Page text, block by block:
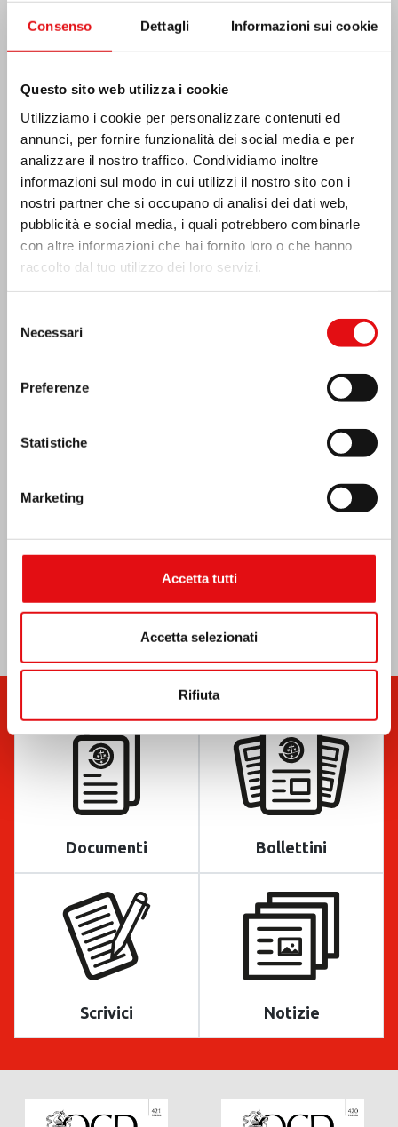
Consenso Dettagli Informazioni sui cookie
Questo sito web utilizza i cookie
Utilizziamo i cookie per personalizzare contenuti ed
annunci, per fornire funzionalità dei social media e per
analizzare il nostro traffico. Condividiamo inoltre
informazioni sul modo in cui utilizzi il nostro sito con i
nostri partner che si occupano di analisi dei dati web,
pubblicità e social media, i quali potrebbero combinarle
con altre informazioni che hai fornito loro o che hanno
raccolto dal tuo utilizzo dei loro servizi.
delNecessari
Preferenze
Statistiche
Marketing
Accetta tutti
Accetta selezionati
Rifiuta
Emergenza terremoto Venezuela
Documenti Bollettini
Scrivici Notizie